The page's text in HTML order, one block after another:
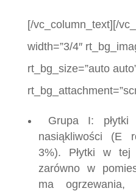
[/vc_column_text][/
width=”3/4″
rt_bg_size=”auto
Grupa I: płytki
nasiąkliwości (E
3%). Płytki w tej
zarówno w
ma